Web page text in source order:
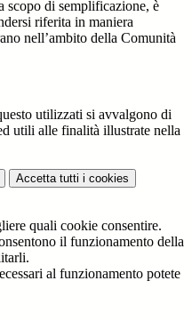
scopo di semplificazione, è
riferita in maniera
nell’ambito della Comunità
utilizzati si avvalgono di
utili alle finalità illustrate nella
Accetta tutti i cookies
quali cookie consentire.
il funzionamento della
al funzionamento potete